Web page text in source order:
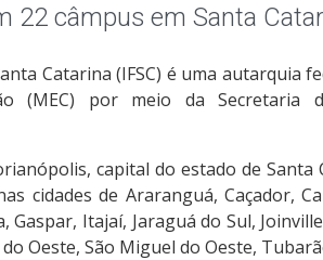
22 câmpus em Santa
Catarina (IFSC) é uma autarquia
(MEC) por meio da Secretaria
capital do estado de Santa
cidades de Araranguá, Caçador,
Gaspar, Itajaí, Jaraguá do Sul,
Oeste, São Miguel do Oeste,